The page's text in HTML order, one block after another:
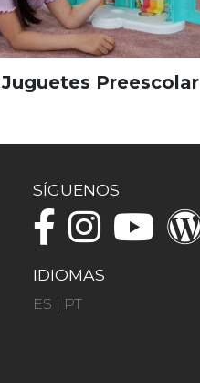
Juguetes Preescolar
SÍGUENOS
IDIOMAS
ES | PT